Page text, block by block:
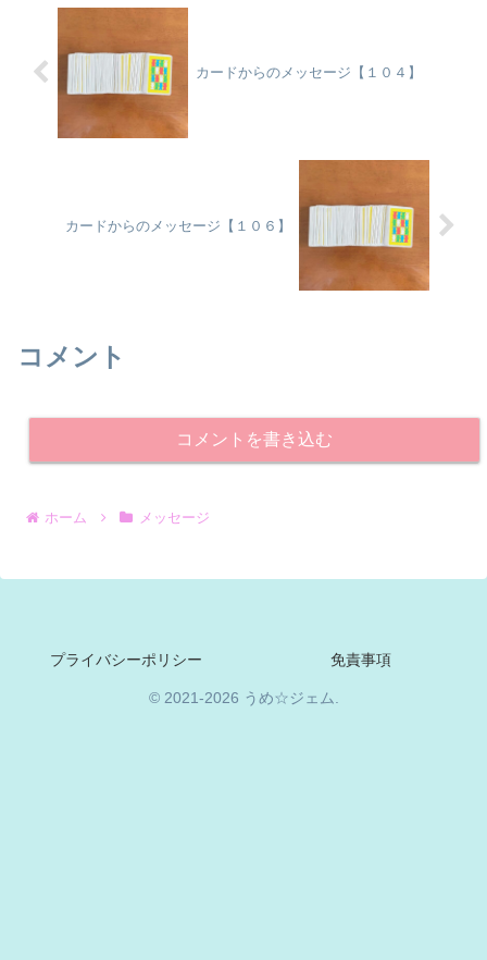
カードからのメッセージ【１０４】
カードからのメッセージ【１０６】
コメント
コメントを書き込む
ホーム メッセージ
プライバシーポリシー 免責事項
© 2021-2026 うめ☆ジェム.